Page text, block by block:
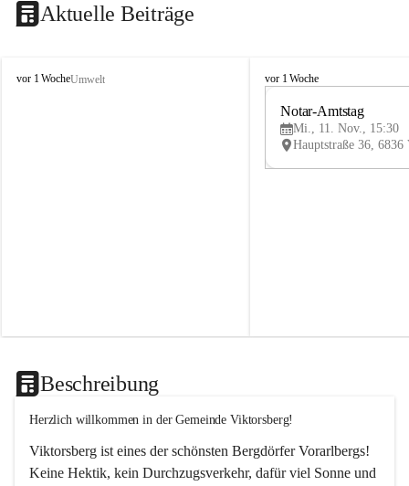
Aktuelle Beiträge
V
vor 1 WocheUmwelt
V
vor 1 Woche
Notar-Amtstag
Mi., 11. Nov., 15:30
Beschreibung
Herzlich willkommen in der Gemeinde Viktorsberg!
Viktorsberg ist eines der schönsten Bergdörfer Vorarlbergs!
Keine Hektik, kein Durchzugsverkehr, dafür viel Sonne und